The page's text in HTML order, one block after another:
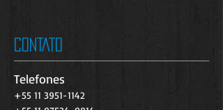
CONTATO
Telefones
+55 11 3951-1142